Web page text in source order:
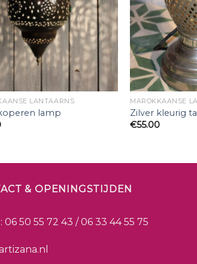
LANTAARNS
lamp
MAROKKAANSE
Zilver kleurig
€55.00
& OPENINGSTIJDEN
06 50 55 72 43 / 06 33 44 55 75